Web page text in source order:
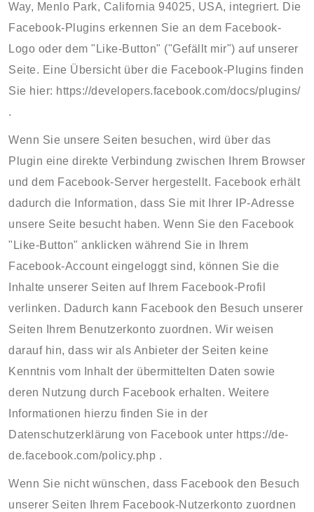
Way, Menlo Park, California 94025, USA, integriert. Die
Facebook-Plugins erkennen Sie an dem Facebook-
Logo oder dem "Like-Button" ("Gefällt mir") auf unserer
Seite. Eine Übersicht über die Facebook-Plugins finden
Sie hier: https://developers.facebook.com/docs/plugins/
.
Wenn Sie unsere Seiten besuchen, wird über das
Plugin eine direkte Verbindung zwischen Ihrem Browser
und dem Facebook-Server hergestellt. Facebook erhält
dadurch die Information, dass Sie mit Ihrer IP-Adresse
unsere Seite besucht haben. Wenn Sie den Facebook
"Like-Button" anklicken während Sie in Ihrem
Facebook-Account eingeloggt sind, können Sie die
Inhalte unserer Seiten auf Ihrem Facebook-Profil
verlinken. Dadurch kann Facebook den Besuch unserer
Seiten Ihrem Benutzerkonto zuordnen. Wir weisen
darauf hin, dass wir als Anbieter der Seiten keine
Kenntnis vom Inhalt der übermittelten Daten sowie
deren Nutzung durch Facebook erhalten. Weitere
Informationen hierzu finden Sie in der
Datenschutzerklärung von Facebook unter https://de-
de.facebook.com/policy.php .
Wenn Sie nicht wünschen, dass Facebook den Besuch
unserer Seiten Ihrem Facebook-Nutzerkonto zuordnen